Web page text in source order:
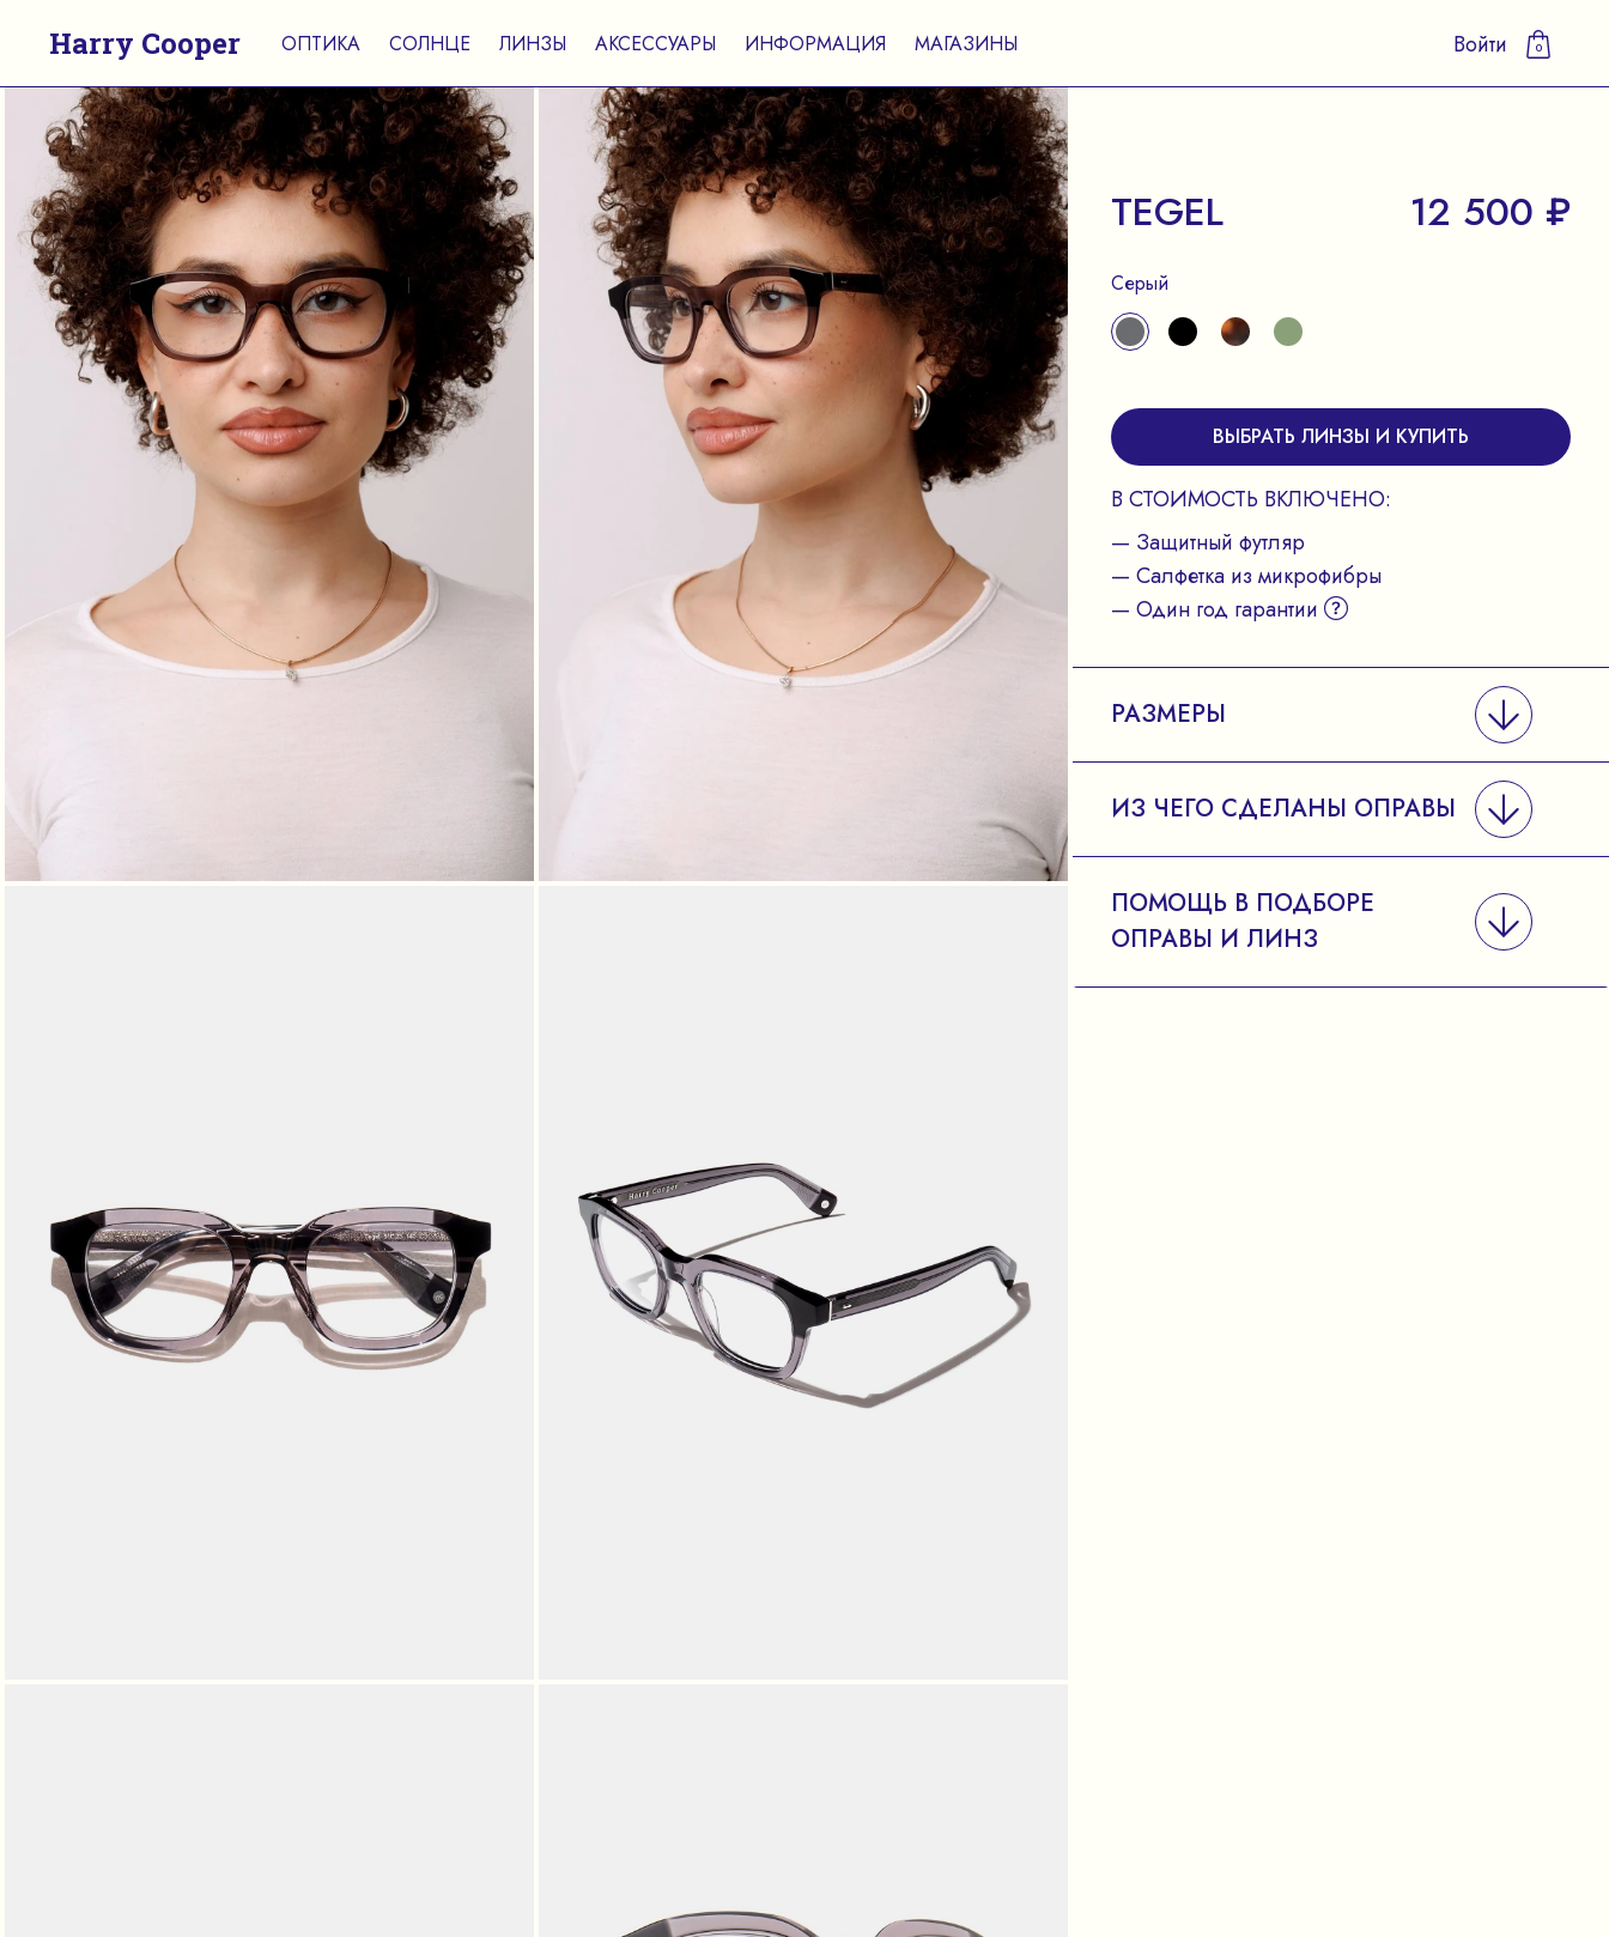
Harry Cooper ОПТИКА СОЛНЦЕ ЛИНЗЫ АКСЕССУАРЫ ИНФОРМАЦИЯ МАГАЗИНЫ Войти 0
TEGEL 12 500 ₽
Серый
ВЫБРАТЬ ЛИНЗЫ И КУПИТЬ
В СТОИМОСТЬ ВКЛЮЧЕНО:
— Защитный футляр
— Салфетка из микрофибры
— Один год гарантии
РАЗМЕРЫ
ИЗ ЧЕГО СДЕЛАНЫ ОПРАВЫ
ПОМОЩЬ В ПОДБОРЕ
ОПРАВЫ И ЛИНЗ